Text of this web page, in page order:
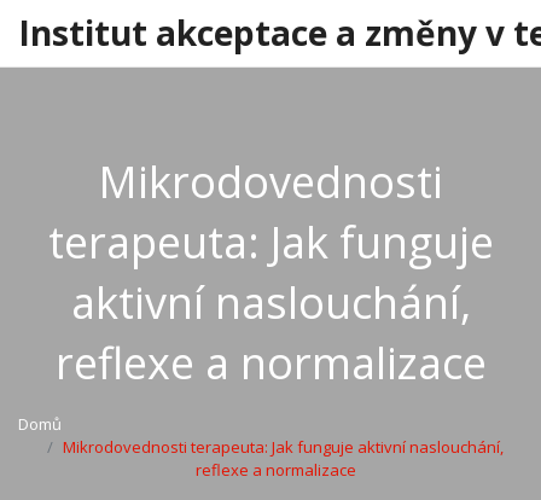
Institut akceptace a změny v
Mikrodovednosti
terapeuta: Jak funguje
aktivní naslouchání,
reflexe a normalizace
Domů
Mikrodovednosti terapeuta: Jak funguje aktivní naslouchání,
reflexe a normalizace